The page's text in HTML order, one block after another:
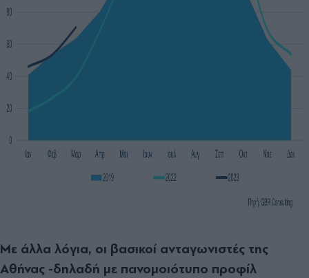
Με άλλα λόγια, οι βασικοί ανταγωνιστές της
Αθήνας -δηλαδή με πανομοιότυπο προφίλ